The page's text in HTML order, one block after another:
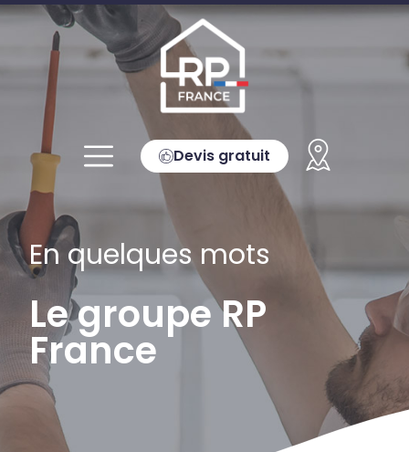
Devis gratuit
En quelques mots
Le groupe RP
France